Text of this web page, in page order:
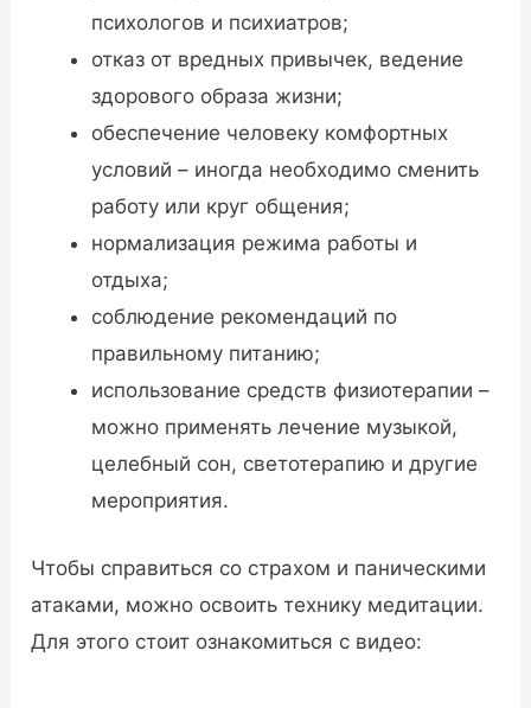
психологов и психиатров;
отказ от вредных привычек, ведение
здорового образа жизни;
обеспечение человеку комфортных
условий – иногда необходимо сменить
работу или круг общения;
нормализация режима работы и
отдыха;
соблюдение рекомендаций по
правильному питанию;
использование средств физиотерапии –
можно применять лечение музыкой,
целебный сон, светотерапию и другие
мероприятия.
Чтобы справиться со страхом и паническими
атаками, можно освоить технику медитации.
Для этого стоит ознакомиться с видео: